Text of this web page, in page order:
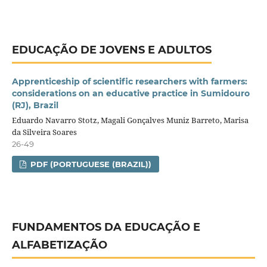
EDUCAÇÃO DE JOVENS E ADULTOS
Apprenticeship of scientific researchers with farmers:
considerations on an educative practice in Sumidouro
(RJ), Brazil
Eduardo Navarro Stotz, Magali Gonçalves Muniz Barreto, Marisa
da Silveira Soares
26-49
PDF (PORTUGUESE (BRAZIL))
FUNDAMENTOS DA EDUCAÇÃO E
ALFABETIZAÇÃO